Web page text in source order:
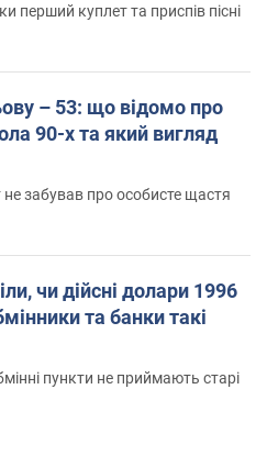
перший куплет та приспів пісні
– 53: що відомо про
90-х та який вигляд
забував про особисте щастя
чи дійсні долари 1996
та банки такі
пункти не приймають старі